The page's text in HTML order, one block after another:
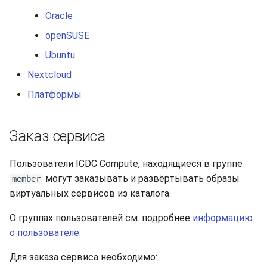
Oracle
openSUSE
Ubuntu
Nextcloud
Платформы
Заказ сервиса
Пользователи ICDC Compute, находящиеся в группе
member могут заказывать и развёртывать образы
виртуальных сервисов из каталога.
О группах пользователей см. подробнее информацию
о пользователе.
Для заказа сервиса необходимо: